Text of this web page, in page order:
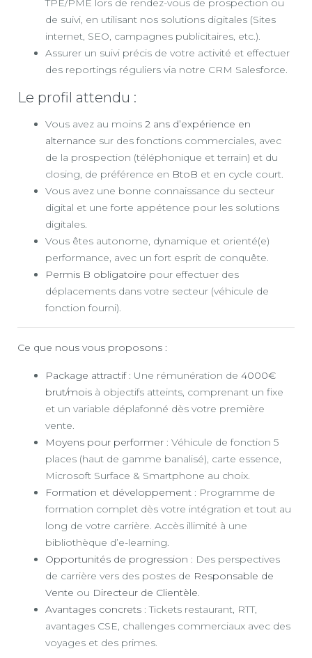
TPE/PME lors de rendez-vous de prospection ou
de suivi, en utilisant nos solutions digitales (Sites
internet, SEO, campagnes publicitaires, etc.).
Assurer un suivi précis de votre activité et effectuer
des reportings réguliers via notre CRM Salesforce.
Le profil attendu :
Vous avez au moins 2 ans d’expérience en
alternance sur des fonctions commerciales, avec
de la prospection (téléphonique et terrain) et du
closing, de préférence en BtoB et en cycle court.
Vous avez une bonne connaissance du secteur
digital et une forte appétence pour les solutions
digitales.
Vous êtes autonome, dynamique et orienté(e)
performance, avec un fort esprit de conquête.
Permis B obligatoire pour effectuer des
déplacements dans votre secteur (véhicule de
fonction fourni).
Ce que nous vous proposons :
Package attractif: Une rémunération de 4000€
brut/mois à objectifs atteints, comprenant un fixe
et un variable déplafonné dès votre première
vente.
Moyens pour performer : Véhicule de fonction 5
places (haut de gamme banalisé), carte essence,
Microsoft Surface & Smartphone au choix.
Formation et développement : Programme de
formation complet dès votre intégration et tout au
long de votre carrière. Accès illimité à une
bibliothèque d’e-learning.
Opportunités de progression : Des perspectives
de carrière vers des postes de Responsable de
Vente ou Directeur de Clientèle.
Avantages concrets : Tickets restaurant, RTT,
avantages CSE, challenges commerciaux avec des
voyages et des primes.